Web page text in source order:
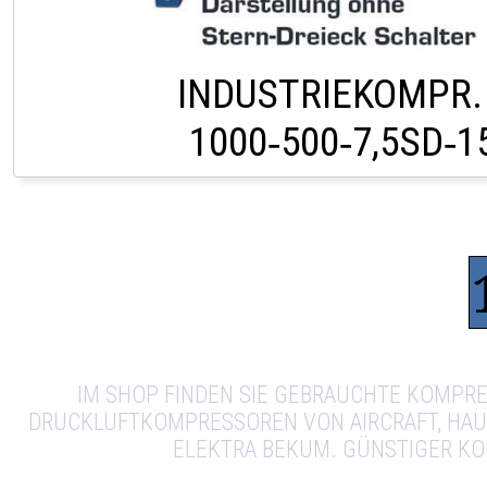
IM SHOP FINDEN SIE GEBRAUCHTE
DRUCKLUFTKOMPRESSOREN VON AIRCRAFT,
ELEKTRA BEKUM. GÜNSTIGER